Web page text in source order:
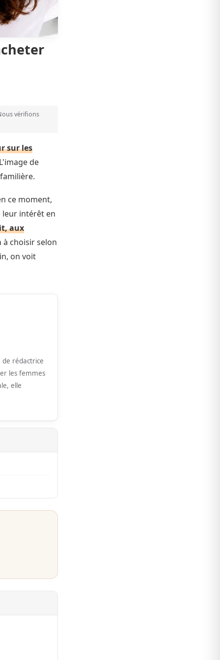
vérifions
sur les
de
ce moment,
leur intérêt en
aux
à choisir selon
on voit
de rédactrice
les femmes
elle